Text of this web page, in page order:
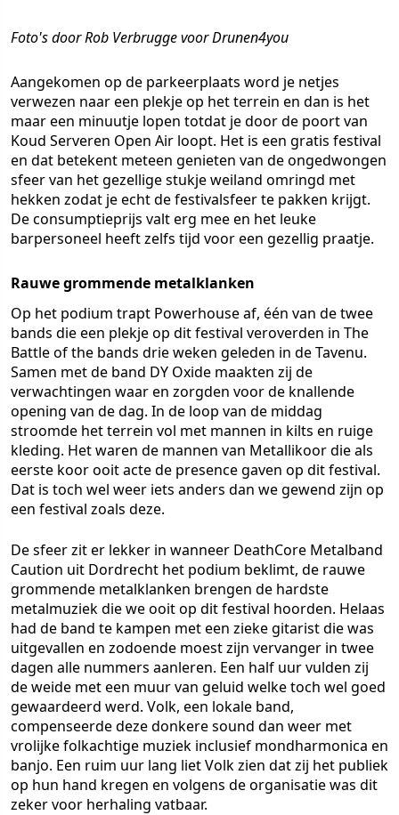
Foto's door Rob Verbrugge voor Drunen4you
Aangekomen op de parkeerplaats word je netjes
verwezen naar een plekje op het terrein en dan is het
maar een minuutje lopen totdat je door de poort van
Koud Serveren Open Air loopt. Het is een gratis festival
en dat betekent meteen genieten van de ongedwongen
sfeer van het gezellige stukje weiland omringd met
hekken zodat je echt de festivalsfeer te pakken krijgt.
De consumptieprijs valt erg mee en het leuke
barpersoneel heeft zelfs tijd voor een gezellig praatje.
Rauwe grommende metalklanken
Op het podium trapt Powerhouse af, één van de twee
bands die een plekje op dit festival veroverden in The
Battle of the bands drie weken geleden in de Tavenu.
Samen met de band DY Oxide maakten zij de
verwachtingen waar en zorgden voor de knallende
opening van de dag. In de loop van de middag
stroomde het terrein vol met mannen in kilts en ruige
kleding. Het waren de mannen van Metallikoor die als
eerste koor ooit acte de presence gaven op dit festival.
Dat is toch wel weer iets anders dan we gewend zijn op
een festival zoals deze.
De sfeer zit er lekker in wanneer DeathCore Metalband
Caution uit Dordrecht het podium beklimt, de rauwe
grommende metalklanken brengen de hardste
metalmuziek die we ooit op dit festival hoorden. Helaas
had de band te kampen met een zieke gitarist die was
uitgevallen en zodoende moest zijn vervanger in twee
dagen alle nummers aanleren. Een half uur vulden zij
de weide met een muur van geluid welke toch wel goed
gewaardeerd werd. Volk, een lokale band,
compenseerde deze donkere sound dan weer met
vrolijke folkachtige muziek inclusief mondharmonica en
banjo. Een ruim uur lang liet Volk zien dat zij het publiek
op hun hand kregen en volgens de organisatie was dit
zeker voor herhaling vatbaar.